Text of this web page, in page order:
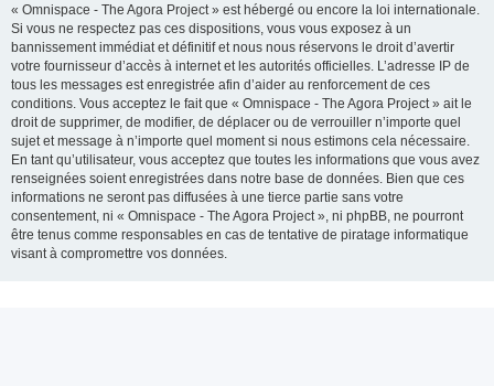
« Omnispace - The Agora Project » est hébergé ou encore la loi internationale.
Si vous ne respectez pas ces dispositions, vous vous exposez à un
bannissement immédiat et définitif et nous nous réservons le droit d’avertir
votre fournisseur d’accès à internet et les autorités officielles. L’adresse IP de
tous les messages est enregistrée afin d’aider au renforcement de ces
conditions. Vous acceptez le fait que « Omnispace - The Agora Project » ait le
droit de supprimer, de modifier, de déplacer ou de verrouiller n’importe quel
sujet et message à n’importe quel moment si nous estimons cela nécessaire.
En tant qu’utilisateur, vous acceptez que toutes les informations que vous avez
renseignées soient enregistrées dans notre base de données. Bien que ces
informations ne seront pas diffusées à une tierce partie sans votre
consentement, ni « Omnispace - The Agora Project », ni phpBB, ne pourront
être tenus comme responsables en cas de tentative de piratage informatique
visant à compromettre vos données.